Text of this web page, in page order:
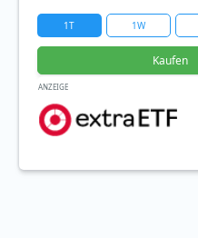
1T 1W
Kaufen
ANZEIGE